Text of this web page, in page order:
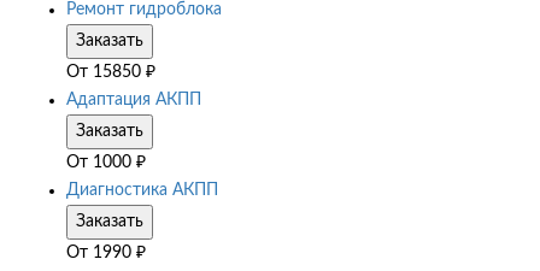
Ремонт гидроблока
Заказать
От 15850 ₽
Адаптация АКПП
Заказать
От 1000 ₽
Диагностика АКПП
Заказать
От 1990 ₽